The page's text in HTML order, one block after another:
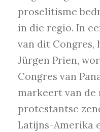
proselitisme
in die regio. In
van dit Congres,
Jürgen Prien,
Congres van
markeert van de
protestantse
Latijns-Amerika